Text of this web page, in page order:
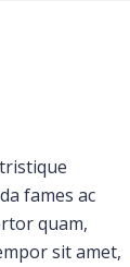
fames ac
quam,
sit amet,